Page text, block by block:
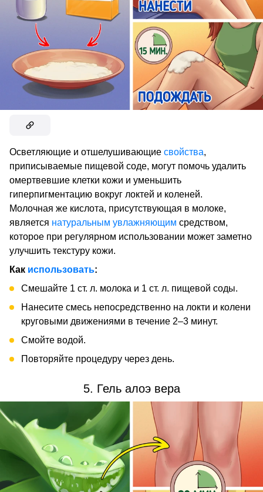
Осветляющие и отшелушивающие свойства,
приписываемые пищевой соде, могут помочь удалить
омертвевшие клетки кожи и уменьшить
гиперпигментацию вокруг локтей и коленей.
Молочная же кислота, присутствующая в молоке,
является натуральным увлажняющим средством,
которое при регулярном использовании может заметно
улучшить текстуру кожи.
Как использовать:
Смешайте 1 ст. л. молока и 1 ст. л. пищевой соды.
Нанесите смесь непосредственно на локти и колени
круговыми движениями в течение 2–3 минут.
Смойте водой.
Повторяйте процедуру через день.
5. Гель алоэ вера